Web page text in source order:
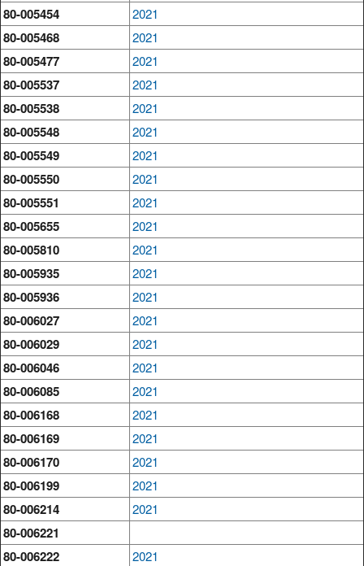
80-005454 2021
80-005468 2021
80-005477 2021
80-005537 2021
80-005538 2021
80-005548 2021
80-005549 2021
80-005550 2021
80-005551 2021
80-005655 2021
80-005810 2021
80-005935 2021
80-005936 2021
80-006027 2021
80-006029 2021
80-006046 2021
80-006085 2021
80-006168 2021
80-006169 2021
80-006170 2021
80-006199 2021
80-006214 2021
80-006221
80-006222
2021